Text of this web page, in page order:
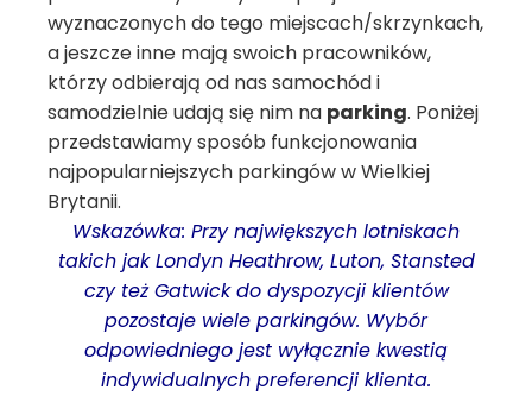
wyznaczonych do tego miejscach/skrzynkach,
a jeszcze inne mają swoich pracowników,
którzy odbierają od nas samochód i
samodzielnie udają się nim na parking. Poniżej
przedstawiamy sposób funkcjonowania
najpopularniejszych parkingów w Wielkiej
Brytanii.
Wskazówka: Przy największych lotniskach
takich jak Londyn Heathrow, Luton, Stansted
czy też Gatwick do dyspozycji klientów
pozostaje wiele parkingów. Wybór
odpowiedniego jest wyłącznie kwestią
indywidualnych preferencji klienta.